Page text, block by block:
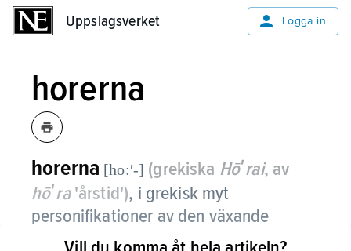
Uppslagsverket Logga in
horerna
horerna [ho:ʹ-] (grekiska Hōʹrai, av
hōʹra'årstid'), i grekisk myt
personifikationer av den växande
grödan, senare framför allt årstidernas